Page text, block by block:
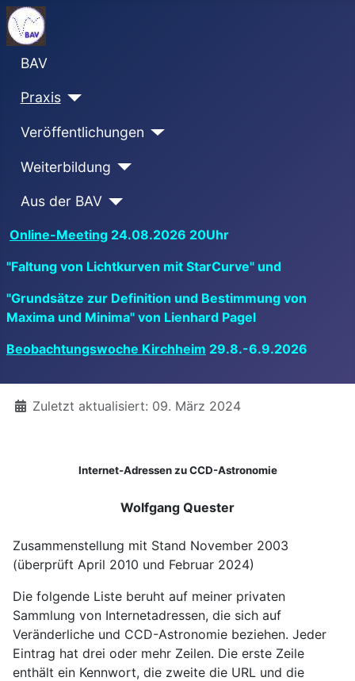
BAV
Praxis
Veröffentlichungen
Weiterbildung
Aus der BAV
Online-Meeting 24.08.2026 20Uhr
"Faltung von Lichtkurven mit StarCurve" und
"Grundsätze zur Definition und Bestimmung von
Maxima und Minima" von Lienhard Pagel
Beobachtungswoche Kirchheim 29.8.-6.9.2026
DetailsZuletzt aktualisiert: 09. März 2024
Internet-Adressen zu CCD-Astronomie
Wolfgang Quester
Zusammenstellung mit Stand November 2003
(überprüft April 2010 und Februar 2024)
Die folgende Liste beruht auf meiner privaten
Sammlung von Internetadressen, die sich auf
Veränderliche und CCD-Astronomie beziehen. Jeder
Eintrag hat drei oder mehr Zeilen. Die erste Zeile
enthält ein Kennwort, die zweite die URL und die